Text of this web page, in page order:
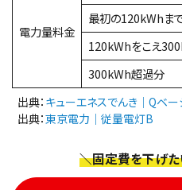
電力量料金
最初の120kWhま
120kWhをこえ
300kWh超過分
出典： キューエネスでんき｜Qベー
出典：東京電力｜従量電灯B
＼固定費を下げ